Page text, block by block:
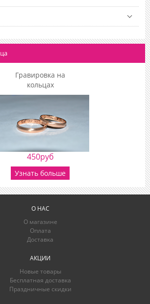
Гравировка на
кольцах
450руб
Узнать больше
О НАС
О магазине
Оплата
Доставка
АКЦИИ
Новые товары
Бесплатная доставка
Праздничные скидки